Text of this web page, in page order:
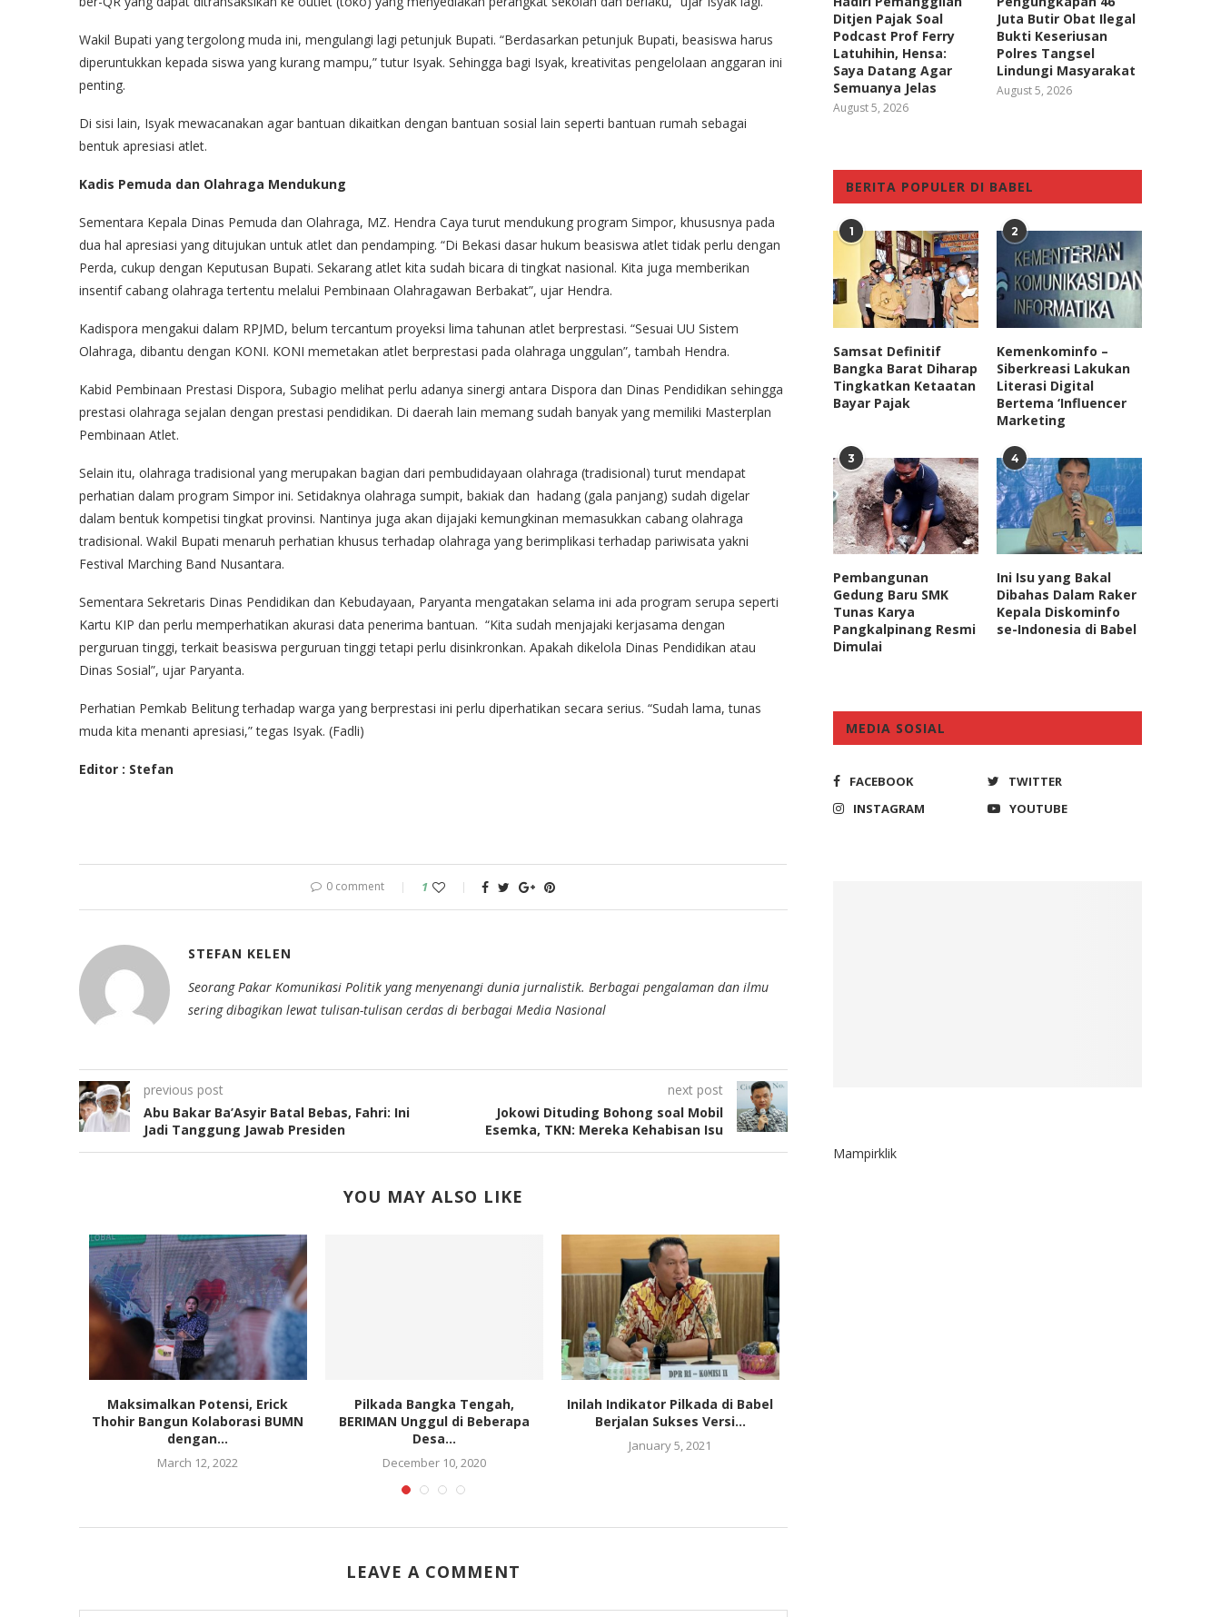
Wakil Bupati yang tergolong muda ini, mengulangi lagi petunjuk Bupati. “Berdasarkan petunjuk Bupati, beasiswa harus
diperuntukkan kepada siswa yang kurang mampu,” tutur Isyak. Sehingga bagi Isyak, kreativitas pengelolaan anggaran ini
penting.
Di sisi lain, Isyak mewacanakan agar bantuan dikaitkan dengan bantuan sosial lain seperti bantuan rumah sebagai
bentuk apresiasi atlet.
Kadis Pemuda dan Olahraga Mendukung
Sementara Kepala Dinas Pemuda dan Olahraga, MZ. Hendra Caya turut mendukung program Simpor, khususnya pada
dua hal apresiasi yang ditujukan untuk atlet dan pendamping. “Di Bekasi dasar hukum beasiswa atlet tidak perlu dengan
Perda, cukup dengan Keputusan Bupati. Sekarang atlet kita sudah bicara di tingkat nasional. Kita juga memberikan
insentif cabang olahraga tertentu melalui Pembinaan Olahragawan Berbakat”, ujar Hendra.
Kadispora mengakui dalam RPJMD, belum tercantum proyeksi lima tahunan atlet berprestasi. “Sesuai UU Sistem
Olahraga, dibantu dengan KONI. KONI memetakan atlet berprestasi pada olahraga unggulan”, tambah Hendra.
Kabid Pembinaan Prestasi Dispora, Subagio melihat perlu adanya sinergi antara Dispora dan Dinas Pendidikan sehingga
prestasi olahraga sejalan dengan prestasi pendidikan. Di daerah lain memang sudah banyak yang memiliki Masterplan
Pembinaan Atlet.
Selain itu, olahraga tradisional yang merupakan bagian dari pembudidayaan olahraga (tradisional) turut mendapat
perhatian dalam program Simpor ini. Setidaknya olahraga sumpit, bakiak dan hadang (gala panjang) sudah digelar
dalam bentuk kompetisi tingkat provinsi. Nantinya juga akan dijajaki kemungkinan memasukkan cabang olahraga
tradisional. Wakil Bupati menaruh perhatian khusus terhadap olahraga yang berimplikasi terhadap pariwisata yakni
Festival Marching Band Nusantara.
Sementara Sekretaris Dinas Pendidikan dan Kebudayaan, Paryanta mengatakan selama ini ada program serupa seperti
Kartu KIP dan perlu memperhatikan akurasi data penerima bantuan. “Kita sudah menjajaki kerjasama dengan
perguruan tinggi, terkait beasiswa perguruan tinggi tetapi perlu disinkronkan. Apakah dikelola Dinas Pendidikan atau
Dinas Sosial”, ujar Paryanta.
Perhatian Pemkab Belitung terhadap warga yang berprestasi ini perlu diperhatikan secara serius. “Sudah lama, tunas
muda kita menanti apresiasi,” tegas Isyak. (Fadli)
Editor : Stefan
0 comment 1
STEFAN KELEN
Seorang Pakar Komunikasi Politik yang menyenangi dunia jurnalistik. Berbagai pengalaman dan ilmu
sering dibagikan lewat tulisan-tulisan cerdas di berbagai Media Nasional
previous post
Abu Bakar Ba’Asyir Batal Bebas, Fahri: Ini
Jadi Tanggung Jawab Presiden
next post
Jokowi Dituding Bohong soal Mobil
Esemka, TKN: Mereka Kehabisan Isu
YOU MAY ALSO LIKE
Maksimalkan Potensi, Erick
Thohir Bangun Kolaborasi BUMN
dengan...
March 12, 2022
Pilkada Bangka Tengah,
BERIMAN Unggul di Beberapa
Desa...
December 10, 2020
Inilah Indikator Pilkada di Babel
Berjalan Sukses Versi...
January 5, 2021
LEAVE A COMMENT
Ditjen Pajak Soal
Podcast Prof Ferry
Latuhihin, Hensa:
Saya Datang Agar
Semuanya Jelas
August 5, 2026
Juta Butir Obat Ilegal
Bukti Keseriusan
Polres Tangsel
Lindungi Masyarakat
August 5, 2026
BERITA POPULER DI BABEL
1
Samsat Definitif
Bangka Barat Diharap
Tingkatkan Ketaatan
Bayar Pajak
2
Kemenkominfo –
Siberkreasi Lakukan
Literasi Digital
Bertema ‘Influencer
Marketing
3
Pembangunan
Gedung Baru SMK
Tunas Karya
Pangkalpinang Resmi
Dimulai
4
Ini Isu yang Bakal
Dibahas Dalam Raker
Kepala Diskominfo
se-Indonesia di Babel
MEDIA SOSIAL
FACEBOOK
TWITTER
INSTAGRAM
YOUTUBE
Mampirklik